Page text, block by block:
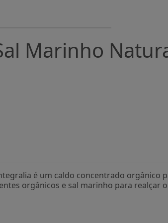
Marinho
é um caldo concentrado orgânico
orgânicos e sal marinho para realçar